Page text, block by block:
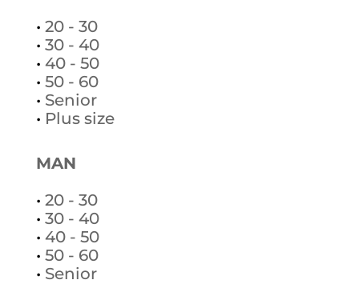
• 20 - 30
• 30 - 40
• 40 - 50
• 50 - 60
• Senior
• Plus size
MAN
• 20 - 30
• 30 - 40
• 40 - 50
• 50 - 60
• Senior